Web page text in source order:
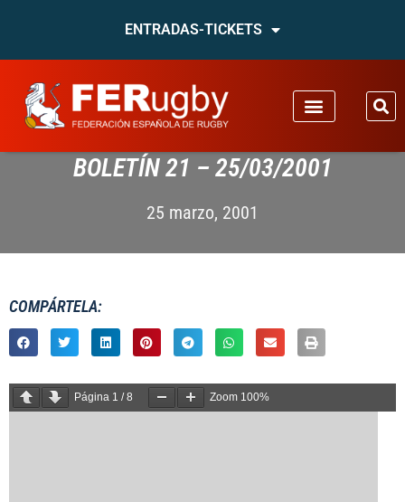
ENTRADAS-TICKETS
BOLETÍN 21 – 25/03/2001
25 marzo, 2001
COMPÁRTELA:
Página 1 /8 Zoom 100%